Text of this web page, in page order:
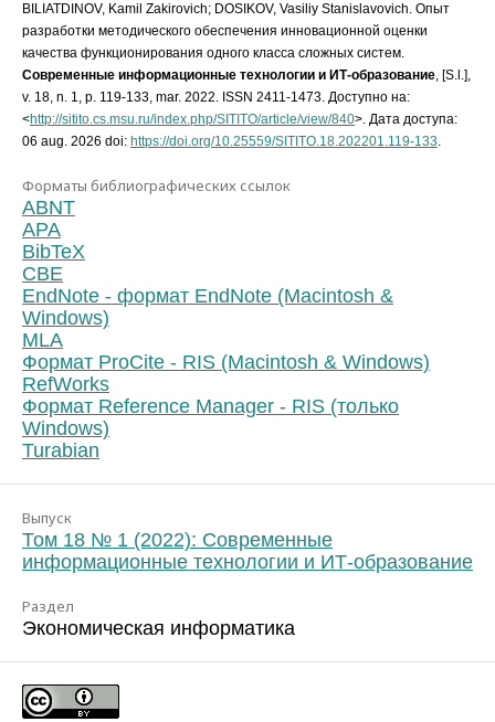
BILIATDINOV, Kamil Zakirovich; DOSIKOV, Vasiliy Stanislavovich. Опыт
разработки методического обеспечения инновационной оценки
качества функционирования одного класса сложных систем.
Современные информационные технологии и ИТ-образование, [S.l.],
v. 18, n. 1, p. 119-133, mar. 2022. ISSN 2411-1473. Доступно на:
<http://sitito.cs.msu.ru/index.php/SITITO/article/view/840>. Дата доступа:
06 aug. 2026 doi: https://doi.org/10.25559/SITITO.18.202201.119-133.
Форматы библиографических ссылок
ABNT
APA
BibTeX
CBE
EndNote - формат EndNote (Macintosh &
Windows)
MLA
Формат ProCite - RIS (Macintosh & Windows)
RefWorks
Формат Reference Manager - RIS (только
Windows)
Turabian
Выпуск
Том 18 № 1 (2022): Современные
информационные технологии и ИТ-образование
Раздел
Экономическая информатика